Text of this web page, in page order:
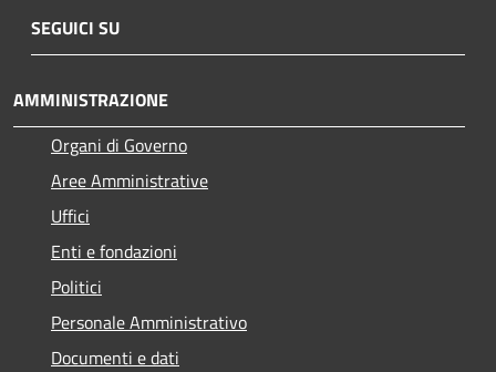
SEGUICI SU
AMMINISTRAZIONE
Organi di Governo
Aree Amministrative
Uffici
Enti e fondazioni
Politici
Personale Amministrativo
Documenti e dati